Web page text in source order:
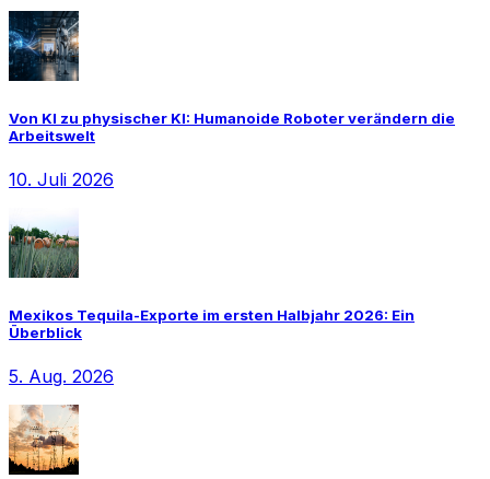
Von KI zu physischer KI: Humanoide Roboter verändern die
Arbeitswelt
10. Juli 2026
Mexikos Tequila-Exporte im ersten Halbjahr 2026: Ein
Überblick
5. Aug. 2026